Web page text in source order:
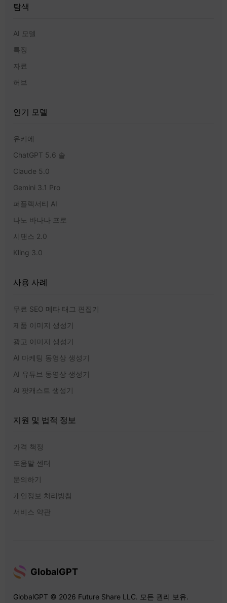
탐색
AI 모델
특징
자료
허브
인기 모델
유키에
ChatGPT 5.6 솔
Claude 5.0
Gemini 3.1 Pro
퍼플렉서티 AI
나노 바나나 프로
시댄스 2.0
Kling 3.0
사용 사례
무료 SEO 메타 태그 편집기
제품 이미지 생성기
광고 이미지 생성기
AI 마케팅 동영상 생성기
AI 유튜브 동영상 생성기
AI 팟캐스트 생성기
지원 및 법적 정보
가격 책정
도움말 센터
문의하기
개인정보 처리방침
서비스 약관
GlobalGPT
GlobalGPT © 2026 Future Share LLC. 모든 권리 보유.